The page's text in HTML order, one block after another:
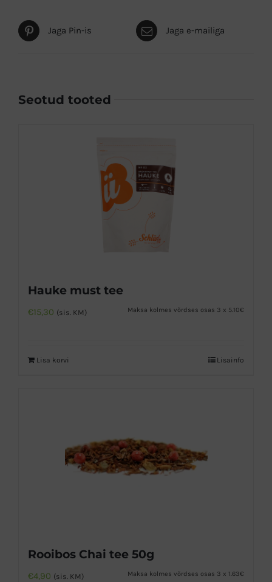
Jaga Pin-is Jaga e-mailiga
Seotud tooted
Hauke must tee
€15,30 (sis. KM) Maksa kolmes võrdses osas 3 x 5.10€
Lisa korvi Lisainfo
Rooibos Chai tee 50g
€4,90 (sis. KM) Maksa kolmes võrdses osas 3 x 1.63€